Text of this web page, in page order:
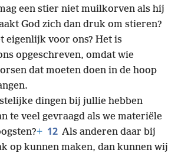
een stier niet muilkorven als hij
God zich dan druk om stieren?
eigenlijk voor ons? Het is
opgeschreven, omdat wie
dat moeten doen in de hoop
dingen bij jullie hebben
te veel gevraagd als we materiële
+ 12 Als anderen daar bij
op kunnen maken, dan kunnen wij